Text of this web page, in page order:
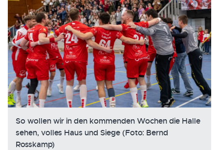
So wollen wir in den kommenden Wochen die Halle
sehen, volles Haus und Siege (Foto: Bernd
Rosskamp)